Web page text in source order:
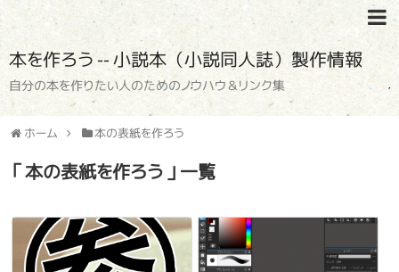
本を作ろう -- 小説本（小説同人誌）製作情報
自分の本を作りたい人のためのノウハウ＆リンク集
ホーム 本の表紙を作ろう
「 本の表紙を作ろう 」一覧